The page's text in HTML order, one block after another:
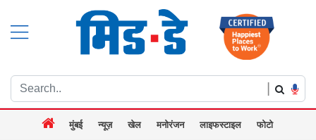
|
मुंबई न्यूज़ खेल मनोरंजन लाइफस्टाइल फोटो